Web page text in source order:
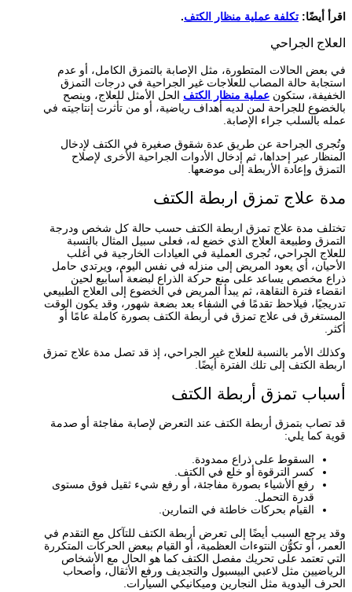
اقرأ أيضًا: تكلفة عملية منظار الكتف.
العلاج الجراحي
في بعض الحالات المتطورة، مثل الإصابة بالتمزق الكامل، أو عدم
استجابة حالة المصاب للعلاجات غير الجراحية في درجات التمزق
الخفيفة، ستكون عملية منظار الكتف الحل الأمثل للعلاج، وينصح
بالخضوع للجراحة لمن لديه أهداف رياضية، أو من تأثرت إنتاجيته في
عمله بالسلب جراء الإصابة.
وتُجرى الجراحة عن طريق عدة شقوق صغيرة في الكتف لإدخال
المنظار عبر إحداها، ثم إدخال الأدوات الجراحية الأخرى لإصلاح
التمزق وإعادة الأربطة إلى موضعها.
مدة علاج تمزق اربطة الكتف
تختلف مدة علاج تمزق اربطة الكتف حسب حالة كل شخص ودرجة
التمزق وطبيعة العلاج الذي خضع له، فعلى سبيل المثال بالنسبة
للعلاج الجراحي، تُجرى العملية في العيادات الخارجية في أغلب
الأحيان، أي يعود المريض إلى منزله في نفس اليوم، ويرتدي حامل
ذراع مخصص يساعد على منع حركة الذراع لبضعة أسابيع لحين
انقضاء فترة النقاهة، ثم يبدأ المريض في الخضوع إلى العلاج الطبيعي
تدريجيًا، فيلاحظ تقدمًا في الشفاء بعد بضعة شهور، وقد يكون الوقت
المستغرق فى علاج تمزق في أربطة الكتف بصورة كاملة عامًا أو
أكثر.
وكذلك الأمر بالنسبة للعلاج غير الجراحي، إذ قد تصل مدة علاج تمزق
اربطة الكتف إلى تلك الفترة أيضًا.
أسباب تمزق أربطة الكتف
قد تصاب بتمزق أربطة الكتف عند التعرض لإصابة مفاجئة أو صدمة
قوية كما يلي:
السقوط على ذراع ممدودة.
كسر الترقوة أو خلع في الكتف.
رفع الأشياء بصورة مفاجئة، أو رفع شيء ثقيل فوق مستوى
قدرة التحمل.
القيام بحركات خاطئة في التمارين.
وقد يرجع السبب أيضًا إلى تعرض أربطة الكتف للتآكل مع التقدم في
العمر، أو تكوُّن النتوءات العظمية، أو القيام ببعض الحركات المتكررة
التي تعتمد على تحريك مفصل الكتف كما هو الحال مع الأشخاص
الرياضيين مثل لاعبي البيسبول والتجديف ورفع الأثقال، وأصحاب
الحرف اليدوية مثل النجارين وميكانيكي السيارات.